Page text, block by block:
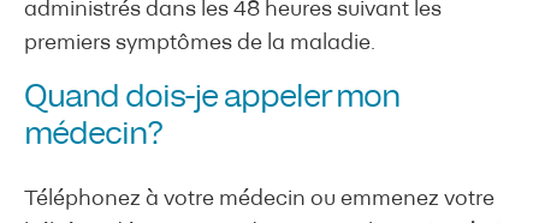
administrés dans les 48 heures suivant les
premiers symptômes de la maladie.
Quand dois-je appeler mon
médecin?
Téléphonez à votre médecin ou emmenez votre